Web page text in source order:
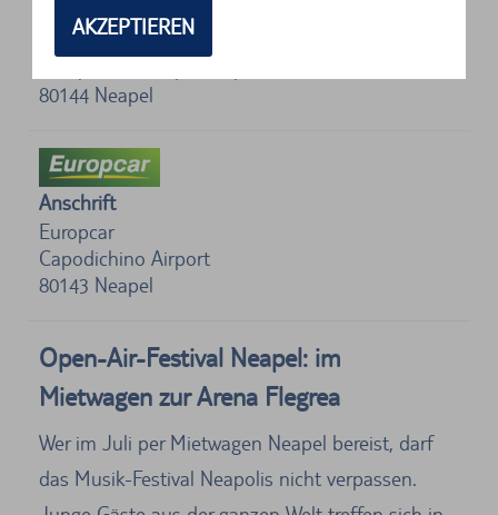
AKZEPTIEREN
Enterprise
Viale Umberto Maddalena N 21
80144 Neapel
Anschrift
Europcar
Capodichino Airport
80143 Neapel
Open-Air-Festival Neapel: im
Mietwagen zur Arena Flegrea
Wer im Juli per Mietwagen Neapel bereist, darf
das Musik-Festival Neapolis nicht verpassen.